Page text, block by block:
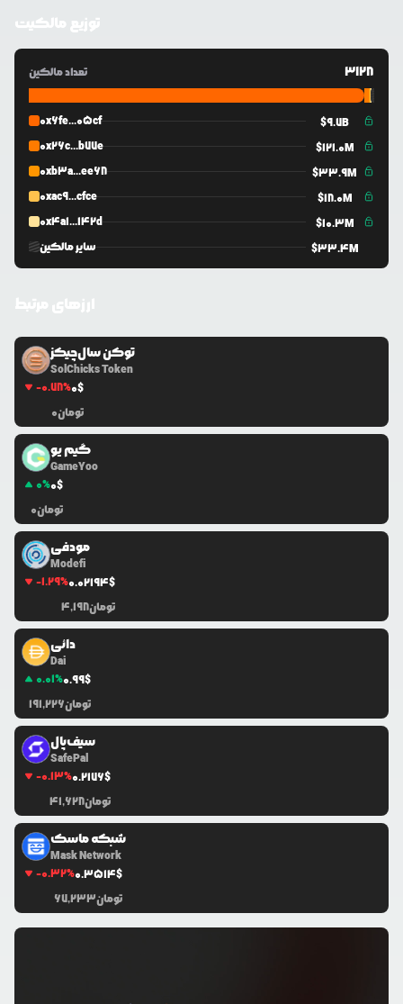
توزیع مالکیت
تعداد مالکین 3128
0x6fe...05cf $9.7B
0x26c...b77e
$121.0M
0xb3a...ee68
$33.9M
0xac9...cfce
$18.0M
0x4a1...142d
$10.3M
سایر مالکین
$33.4M
توکن سال‌چیکز
SolChicks Token
-0.78%0$
0تومان
گیم یو
GameYoo
0%0$
0تومان
مودفی
Modefi
-1.29%0.02194$
4,198تومان
دائی
Dai
0.01%0.99$
191,226تومان
سیف‌پال
SafePal
-0.13%0.2176$
41,628تومان
شبکه ماسک
Mask Network
-0.32%0.3514$
67,233تومان